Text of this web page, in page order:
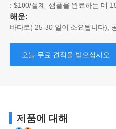
: $100/설계. 샘플을 완료하는 데
해운:
바다로( 25-30 일이 소요됩니다),
오늘 무료 견적을 받으십시오
제품에 대해